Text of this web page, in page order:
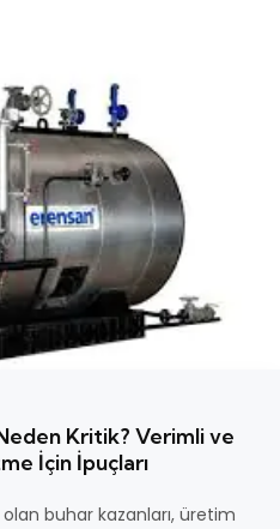
Neden Kritik? Verimli ve
İçin İpuçları
buhar kazanları, üretim